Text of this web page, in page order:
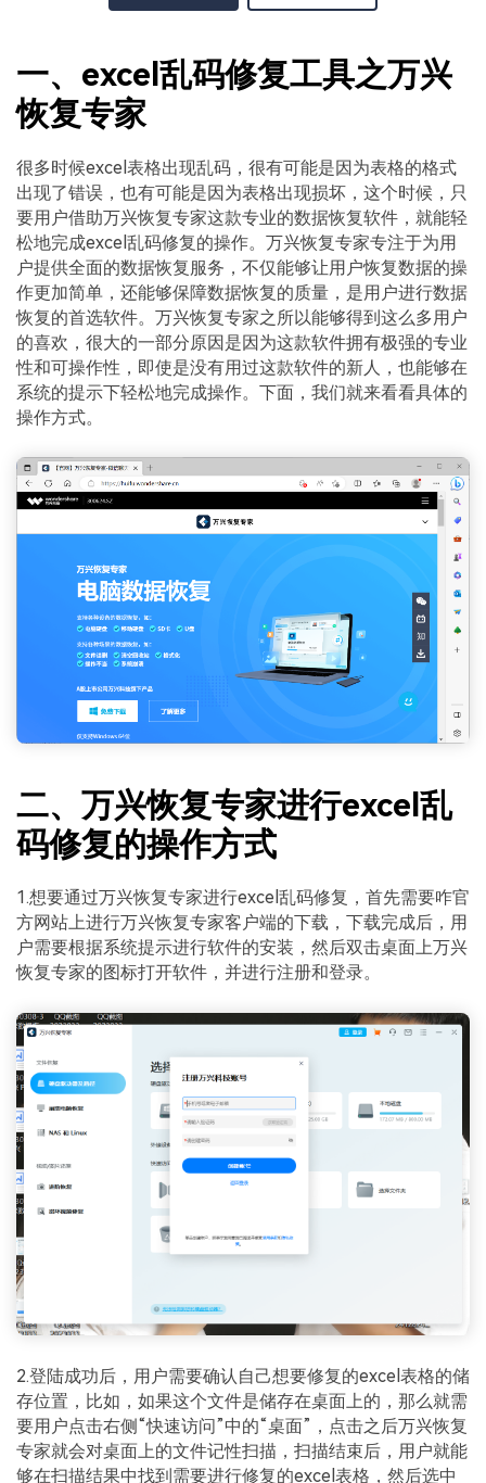
一、excel乱码修复工具之万兴
恢复专家
很多时候excel表格出现乱码，很有可能是因为表格的格式
出现了错误，也有可能是因为表格出现损坏，这个时候，只
要用户借助万兴恢复专家这款专业的数据恢复软件，就能轻
松地完成excel乱码修复的操作。万兴恢复专家专注于为用
户提供全面的数据恢复服务，不仅能够让用户恢复数据的操
作更加简单，还能够保障数据恢复的质量，是用户进行数据
恢复的首选软件。万兴恢复专家之所以能够得到这么多用户
的喜欢，很大的一部分原因是因为这款软件拥有极强的专业
性和可操作性，即使是没有用过这款软件的新人，也能够在
系统的提示下轻松地完成操作。下面，我们就来看看具体的
操作方式。
二、万兴恢复专家进行excel乱
码修复的操作方式
1.想要通过万兴恢复专家进行excel乱码修复，首先需要咋官
方网站上进行万兴恢复专家客户端的下载，下载完成后，用
户需要根据系统提示进行软件的安装，然后双击桌面上万兴
恢复专家的图标打开软件，并进行注册和登录。
2.登陆成功后，用户需要确认自己想要修复的excel表格的储
存位置，比如，如果这个文件是储存在桌面上的，那么就需
要用户点击右侧“快速访问”中的“桌面”，点击之后万兴恢复
专家就会对桌面上的文件记性扫描，扫描结束后，用户就能
够在扫描结果中找到需要进行修复的excel表格，然后选中